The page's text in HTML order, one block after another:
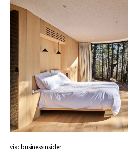
via: businessinsider